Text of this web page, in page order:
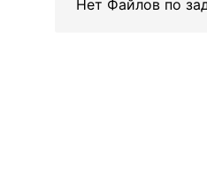
Нет Файлов по